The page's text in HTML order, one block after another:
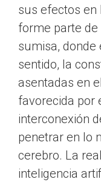
sus efectos en
forme parte
sumisa, donde
sentido, la
asentadas en
favorecida por
interconexión
penetrar en lo
cerebro. La
inteligencia